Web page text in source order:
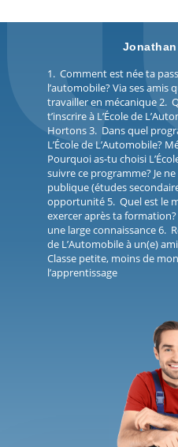
1. Comment est née ta
l’automobile? Via ses amis
travailler en mécanique 2.
t’inscrire à L’École de
Hortons 3. Dans quel
L’École de L’Automobile?
Pourquoi as-tu choisi
suivre ce programme? Je
publique (études
opportunité 5. Quel est le
exercer après ta
une large connaissance 6.
de L’Automobile à un(e)
Classe petite, moins de
l’apprentissage